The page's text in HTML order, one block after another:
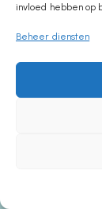
invloed hebben op
Beheer diensten
Copyright
Copyright